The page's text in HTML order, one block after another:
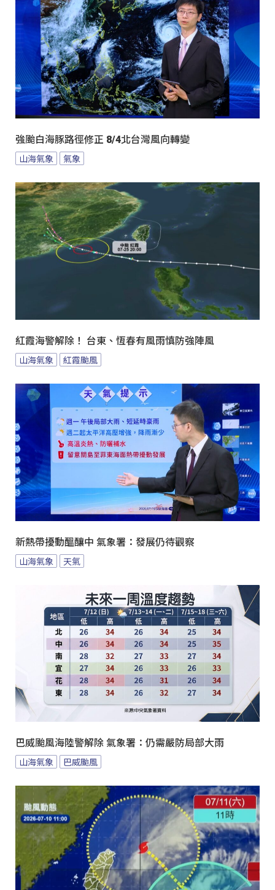
強颱白海豚路徑修正 8/4北台灣風向轉變
山海氣象 氣象
紅霞海警解除！ 台東、恆春有風雨慎防強陣風
山海氣象 紅霞颱風
新熱帶擾動醞釀中 氣象署：發展仍待觀察
山海氣象 天氣
巴威颱風海陸警解除 氣象署：仍需嚴防局部大雨
山海氣象 巴威颱風